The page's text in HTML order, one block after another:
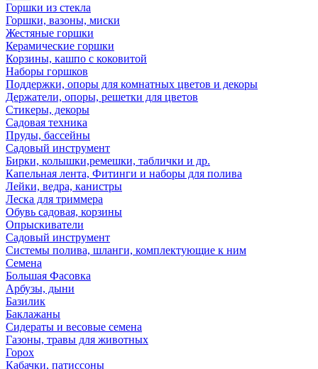
Горшки из стекла
Горшки, вазоны, миски
Жестяные горшки
Керамические горшки
Корзины, кашпо с коковитой
Наборы горшков
Поддержки, опоры для комнатных цветов и декоры
Держатели, опоры, решетки для цветов
Стикеры, декоры
Садовая техника
Пруды, бассейны
Садовый инструмент
Бирки, колышки,ремешки, таблички и др.
Капельная лента, Фитинги и наборы для полива
Лейки, ведра, канистры
Леска для триммера
Обувь садовая, корзины
Опрыскиватели
Садовый инструмент
Системы полива, шланги, комплектующие к ним
Семена
Большая Фасовка
Арбузы, дыни
Базилик
Баклажаны
Сидераты и весовые семена
Газоны, травы для животных
Горох
Кабачки, патиссоны